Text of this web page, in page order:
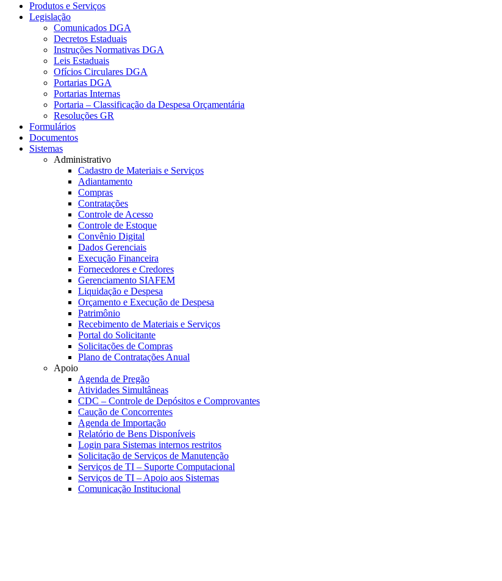
Produtos e Serviços
Legislação
Comunicados DGA
Decretos Estaduais
Instruções Normativas DGA
Leis Estaduais
Ofícios Circulares DGA
Portarias DGA
Portarias Internas
Portaria – Classificação da Despesa Orçamentária
Resoluções GR
Formulários
Documentos
Sistemas
Administrativo
Cadastro de Materiais e Serviços
Adiantamento
Compras
Contratações
Controle de Acesso
Controle de Estoque
Convênio Digital
Dados Gerenciais
Execução Financeira
Fornecedores e Credores
Gerenciamento SIAFEM
Liquidação e Despesa
Orçamento e Execução de Despesa
Patrimônio
Recebimento de Materiais e Serviços
Portal do Solicitante
Solicitações de Compras
Plano de Contratações Anual
Apoio
Agenda de Pregão
Atividades Simultâneas
CDC – Controle de Depósitos e Comprovantes
Caução de Concorrentes
Agenda de Importação
Relatório de Bens Disponíveis
Login para Sistemas internos restritos
Solicitação de Serviços de Manutenção
Serviços de TI – Suporte Computacional
Serviços de TI – Apoio aos Sistemas
Comunicação Institucional